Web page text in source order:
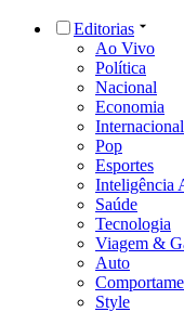
Editorias
Ao Vivo
Política
Nacional
Economia
Internacional
Pop
Esportes
Inteligência
Saúde
Tecnologia
Viagem &
Auto
Style